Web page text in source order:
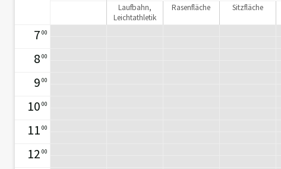
Laufbahn,
Leichtathletik
etc.
Rasenfläche Sitzfläche
7 00
8 00
9 00
10 00
11 00
12 00